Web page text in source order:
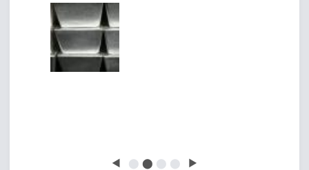
◀ ⬤ ⬤ ⬤ ⬤ ▶